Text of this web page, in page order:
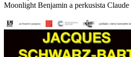
Moonlight Benjamin a perkusista Claude